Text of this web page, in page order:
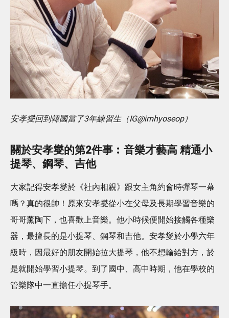
安孝燮回到韓國當了3年練習生（IG@imhyoseop）
關於安孝燮的第2件事︰音樂才藝高 精通小
提琴、鋼琴、吉他
大家記得安孝燮於《社內相親》跟女主角約會時彈琴一幕
嗎？真的很帥！原來安孝燮從小在父母及長期學習音樂的
哥哥薰陶下，也喜歡上音樂。他小時候便開始接觸各種樂
器，最擅長的是小提琴、鋼琴和吉他。安孝燮於小學六年
級時，因最好的朋友開始拉大提琴，他不想輸給對方，於
是就開始學習小提琴。到了國中、高中時期，他在學校的
管樂隊中一直擔任小提琴手。